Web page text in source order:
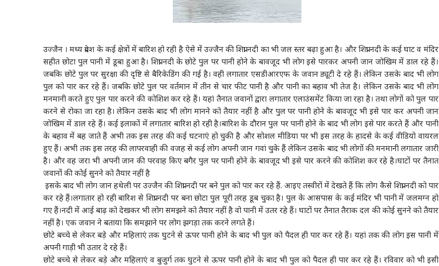
उज्जैन । मध्य प्रदेश के कई क्षेत्रों में बारिश हो रही है ऐसे में उज्जैन की शिप्रा नदी का भी जल स्तर बढ़ा हुआ है। और शिप्रा नदी के कई घाट व मंदिर
सहीत छोटा पुल पानी में डूबा हुआ है। शिप्रा नदी के छोटे पुल पर पानी होने के बावजूद भी लोग इसे पारकर अपनी जान जोखिम में डाल रहे हैं।
जबकि छोटे पुल पर सुरक्षा की दृष्टि से बैरिकेडिंग की गई है। वही लगातार एसडीआरएफ के जवान ड्यूटी दे रहे हैं। लेकिन उसके बाद भी लोग
पुल को पार कर रहे हैं। जबकि छोटे पुल पर वर्तमान में तीन से चार फीट पानी है और पानी का बहाव भी तेज है। लेकिन उसके बाद भी लोग
मनमानी करते हुए पुल पार करने की कोशिश कर रहे हैं। यहां तैनात जवानों द्वारा लगातार एलाउंसमेंट किया जा रहा है। तथा लोगों को पुल पार
करने से रोका जा रहा है। लेकिन उसके बाद भी लोग मानने को तैयार नहीं है और पुल पर पानी होने के बावजूद भी इसे पार कर अपनी जान
जोखिम में डाल रहे हैं। कई इलाकों में लगातार बारिश हो रही है।बारिश के दौरान पुल पर पानी होने के बाद भी लोग इसे पार करते हैं और पानी
के बहाव में बह जाते हैं अभी तक इस तरह की कई घटनाएं हो चुकी है और सोशल मीडिया पर भी इस तरह के हादसे के कई वीडियो वायरल
हुए हैं। अभी तक इस तरह की लापरवाही की वजह से कई लोग अपनी जान गवां चुके हैं लेकिन उसके बाद भी लोगों की मनमानी लगातार जारी
है। और वह जरा भी अपनी जान की परवाह किए बगैर पुल पर पानी होने के बावजूद भी इसे पार करने की कोशिश कर रहे है।घाटों पर तैनात
जवानों की कोई सुनने को तैयार नहीं है
इसके बाद भी लोग जान हथेली पर उज्जैन की शिप्रा नदी पर बने पुल को पार कर रहे हैं. आइए तस्वीरों में देखते हैं कि लोग कैसे शिप्रा नदी को पार
कर रहे हैं।लगातार हो रही बारिश से शिप्रा नदी पर बना छोटा पुल पूरी तरह डूब चुका है। पुल के आसपास के कई मंदिर भी पानी में जलमग्न हो
गए हैं।नदी में आई बाढ़ को देखकर भी लोग समझने को तैयार नहीं है वो पानी में उतर रहे हैं। घाटों पर तैनात तैराक दल की कोई सुनने को तैयार
नहीं है। एक जवान ने बताया कि समझाने पर लोग झगड़ा तक करने लगते हैं।
छोटे बच्चे से लेकर बड़े और महिलाएं तक घुटने से ऊपर पानी होने के बाद भी पुल को पैदल ही पार कर रहे हैं। यहां तक की लोग इस पानी में
अपनी गाड़ी भी उतार दे रहे हैं।
छोटे बच्चे से लेकर बड़े और महिलाएं व बुजुर्ग तक घुटने से ऊपर पानी होने के बाद भी पुल को पैदल ही पार कर रहे हैं। रविवार को भी इसी